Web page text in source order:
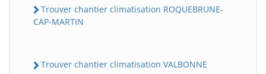
Trouver chantier climatisation ROQUEBRUNE-
CAP-MARTIN
Trouver chantier climatisation VALBONNE